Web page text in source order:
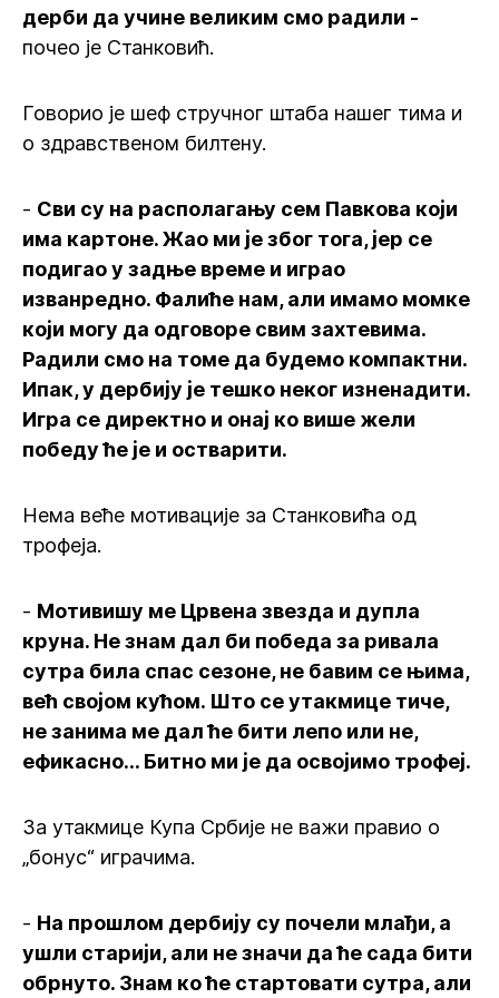
дерби да учине великим смо радили -
почео је Станковић.
Говорио је шеф стручног штаба нашег тима и
о здравственом билтену.
- Сви су на располагању сем Павкова који
има картоне. Жао ми је због тога, јер се
подигао у задње време и играо
изванредно. Фалиће нам, али имамо момке
који могу да одговоре свим захтевима.
Радили смо на томе да будемо компактни.
Ипак, у дербију је тешко неког изненадити.
Игра се директно и онај ко више жели
победу ће је и остварити.
Нема веће мотивације за Станковића од
трофеја.
- Мотивишу ме Црвена звезда и дупла
круна. Не знам дал би победа за ривала
сутра била спас сезоне, не бавим се њима,
већ својом кућом. Што се утакмице тиче,
не занима ме дал ће бити лепо или не,
ефикасно... Битно ми је да освојимо трофеј.
За утакмице Купа Србије не важи правио о
„бонус“ играчима.
- На прошлом дербију су почели млађи, а
ушли старији, али не значи да ће сада бити
обрнуто. Знам ко ће стартовати сутра, али